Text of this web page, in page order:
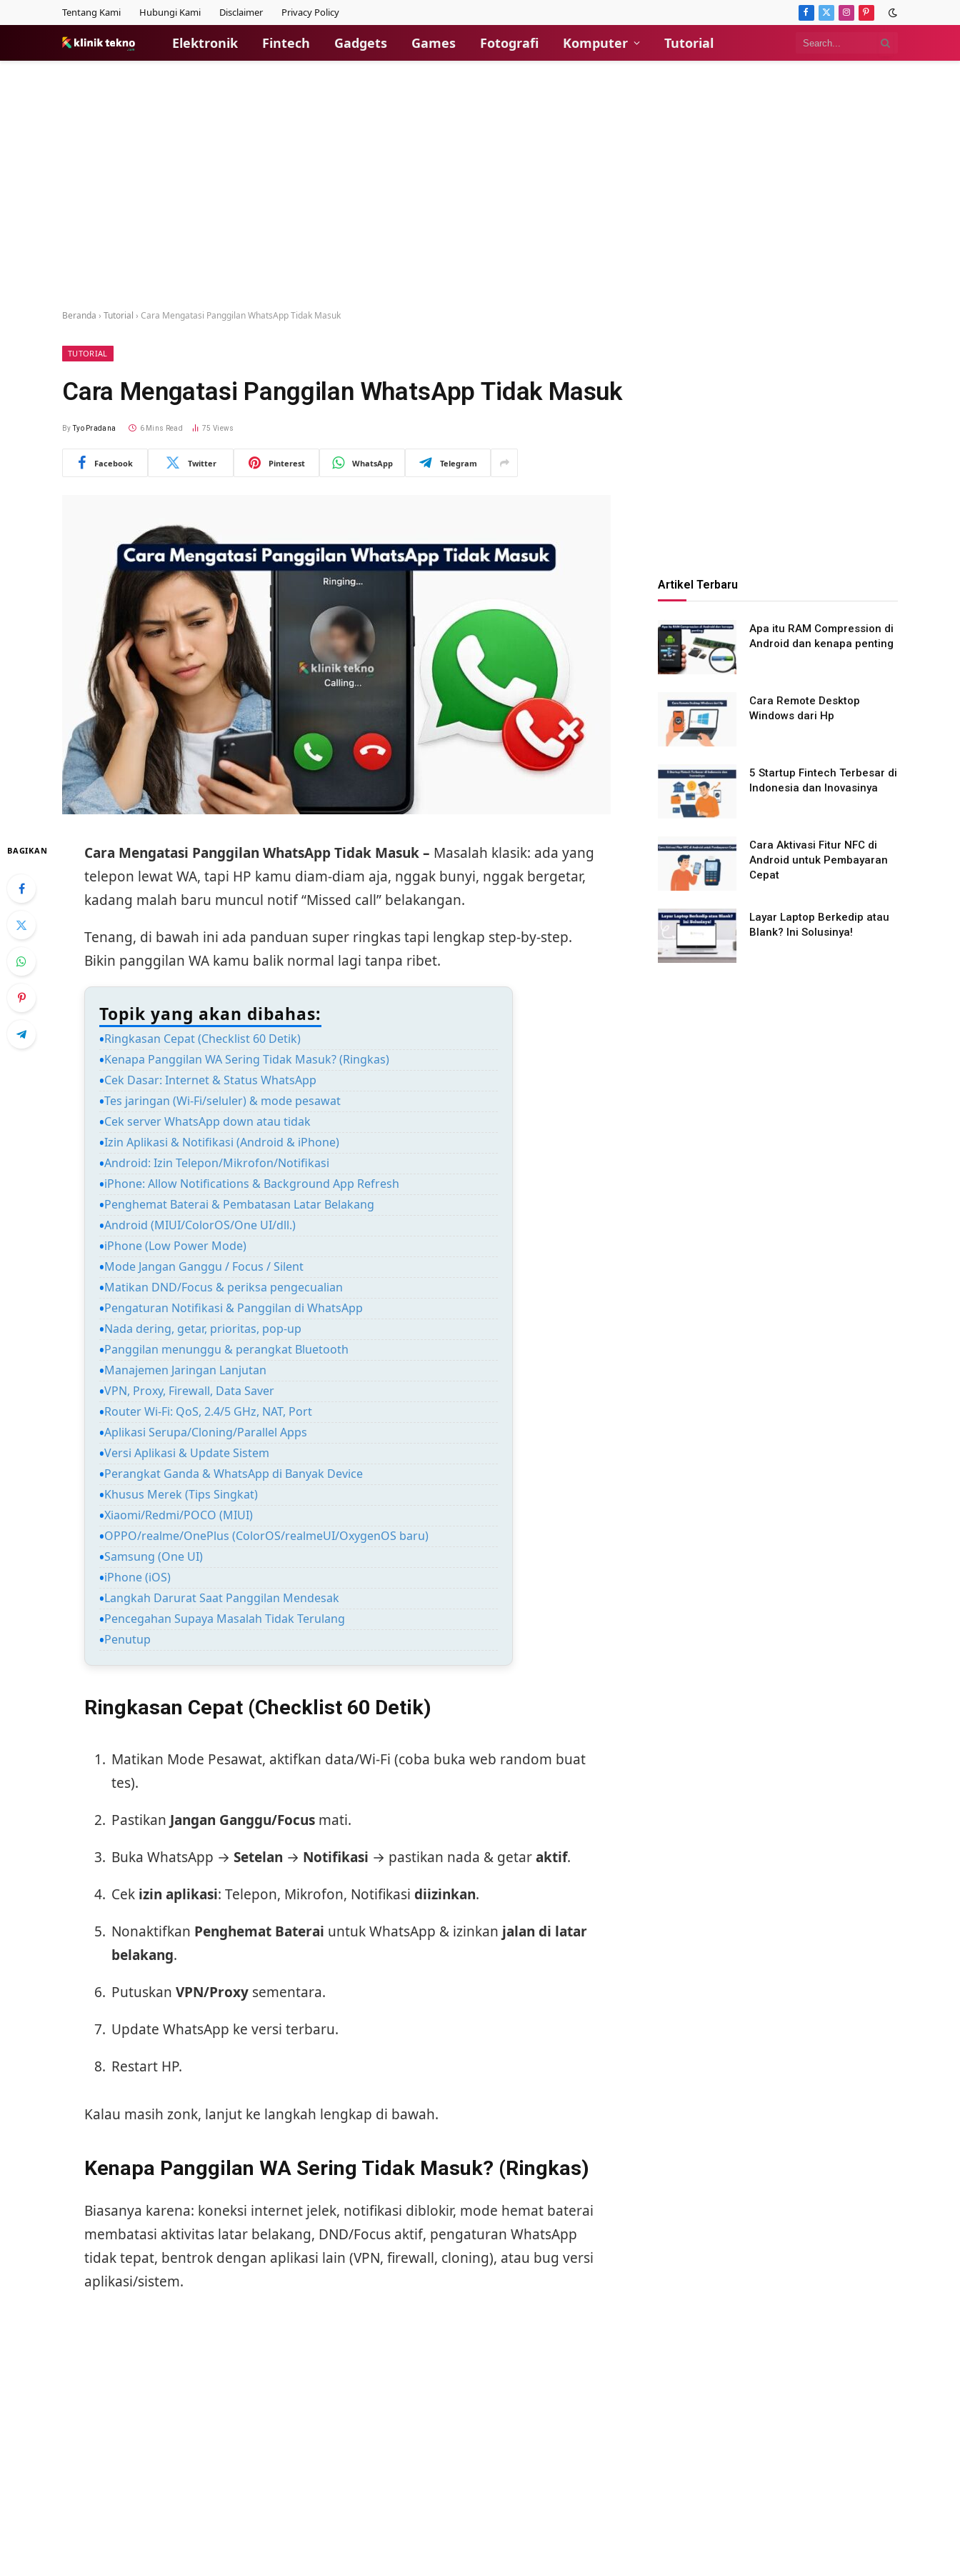
Tentang Kami Hubungi Kami Disclaimer Privacy Policy Facebook
X
Instagram
Pinterest
Elektronik Fintech Gadgets Games Fotografi Komputer Tutorial
Beranda › Tutorial › Cara Mengatasi Panggilan WhatsApp Tidak Masuk
TUTORIAL
Cara Mengatasi Panggilan WhatsApp Tidak Masuk
By Tyo Pradana 6 Mins Read 75Views
Facebook Twitter Pinterest WhatsApp Telegram
BAGIKAN Cara Mengatasi Panggilan WhatsApp Tidak Masuk – Masalah klasik: ada yang
telepon lewat WA, tapi HP kamu diam-diam aja, nggak bunyi, nggak bergetar,
kadang malah baru muncul notif “Missed call” belakangan.
Tenang, di bawah ini ada panduan super ringkas tapi lengkap step-by-step.
Bikin panggilan WA kamu balik normal lagi tanpa ribet.
Topik yang akan dibahas:
Ringkasan Cepat (Checklist 60 Detik)
Kenapa Panggilan WA Sering Tidak Masuk? (Ringkas)
Cek Dasar: Internet & Status WhatsApp
Tes jaringan (Wi-Fi/seluler) & mode pesawat
Cek server WhatsApp down atau tidak
Izin Aplikasi & Notifikasi (Android & iPhone)
Android: Izin Telepon/Mikrofon/Notifikasi
iPhone: Allow Notifications & Background App Refresh
Penghemat Baterai & Pembatasan Latar Belakang
Android (MIUI/ColorOS/One UI/dll.)
iPhone (Low Power Mode)
Mode Jangan Ganggu / Focus / Silent
Matikan DND/Focus & periksa pengecualian
Pengaturan Notifikasi & Panggilan di WhatsApp
Nada dering, getar, prioritas, pop-up
Panggilan menunggu & perangkat Bluetooth
Manajemen Jaringan Lanjutan
VPN, Proxy, Firewall, Data Saver
Router Wi-Fi: QoS, 2.4/5 GHz, NAT, Port
Aplikasi Serupa/Cloning/Parallel Apps
Versi Aplikasi & Update Sistem
Perangkat Ganda & WhatsApp di Banyak Device
Khusus Merek (Tips Singkat)
Xiaomi/Redmi/POCO (MIUI)
OPPO/realme/OnePlus (ColorOS/realmeUI/OxygenOS baru)
Samsung (One UI)
iPhone (iOS)
Langkah Darurat Saat Panggilan Mendesak
Pencegahan Supaya Masalah Tidak Terulang
Penutup
Ringkasan Cepat (Checklist 60 Detik)
Matikan Mode Pesawat, aktifkan data/Wi-Fi (coba buka web random buat
tes).
Pastikan Jangan Ganggu/Focusmati.
Buka WhatsApp → Setelan → Notifikasi → pastikan nada & getaraktif.
Cek izin aplikasi: Telepon, Mikrofon, Notifikasi diizinkan.
Nonaktifkan Penghemat Baterai untuk WhatsApp & izinkan jalan di latar
belakang.
Putuskan VPN/Proxysementara.
Update WhatsApp ke versi terbaru.
Restart HP.
Kalau masih zonk, lanjut ke langkah lengkap di bawah.
Kenapa Panggilan WA Sering Tidak Masuk? (Ringkas)
Biasanya karena: koneksi internet jelek, notifikasi diblokir, mode hemat baterai
membatasi aktivitas latar belakang, DND/Focus aktif, pengaturan WhatsApp
tidak tepat, bentrok dengan aplikasi lain (VPN, firewall, cloning), atau bug versi
aplikasi/sistem.
Artikel Terbaru
Apa itu RAM Compression di
Android dan kenapa penting
Cara Remote Desktop
Windows dari Hp
5 Startup Fintech Terbesar di
Indonesia dan Inovasinya
Cara Aktivasi Fitur NFC di
Android untuk Pembayaran
Cepat
Layar Laptop Berkedip atau
Blank? Ini Solusinya!